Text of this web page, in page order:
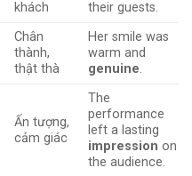
khách their guests.
Chân
thành,
thật thà
Her smile was
warm and
genuine.
Ấn tượng,
cảm giác
The
performance
left a lasting
impression on
the audience.